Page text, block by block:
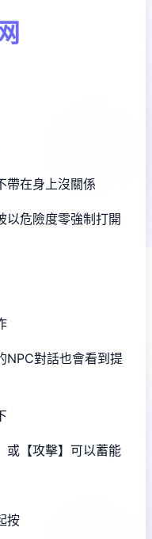
帶在身上沒關係
以危險度零強制打開
NPC對話也會看到提
或【攻擊】可以蓄能
按